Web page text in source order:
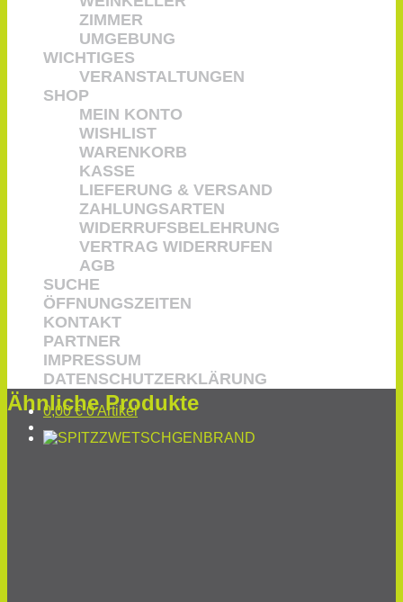
ZIMMER
UMGEBUNG
WICHTIGES
VERANSTALTUNGEN
SHOP
MEIN KONTO
WISHLIST
WARENKORB
KASSE
LIEFERUNG & VERSAND
ZAHLUNGSARTEN
WIDERRUFSBELEHRUNG
VERTRAG WIDERRUFEN
AGB
SUCHE
ÖFFNUNGSZEITEN
KONTAKT
PARTNER
IMPRESSUM
DATENSCHUTZERKLÄRUNG
0,00€ 0 Artikel
€
70,00€ /Liter
inkl. 19 % MwSt. zzgl.Versandkosten
Kategorie:Edel-Destillate
Flaschenart: 0,50 l Flasche
Alkoholgehalt:40 % Vol.
Lieferzeit:3-4 Werktage
VOGELBEERENBRAND
In den Warenkorb
Auf den Merkzettel
Auf den Merkzettel
Produkt enthält: 0,5
Kategorie:EDEL-DESTILLATE
Ähnliche Produkte